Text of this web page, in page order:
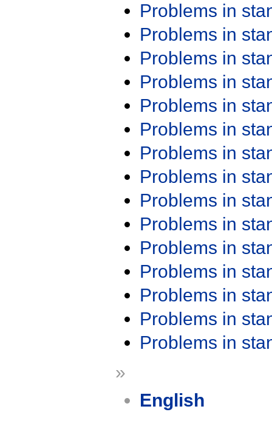
Problems in
Problems in
Problems in
Problems in
Problems in
Problems in
Problems in
Problems in
Problems in
Problems in
Problems in
Problems in
Problems in
Problems in
Problems in
»
English